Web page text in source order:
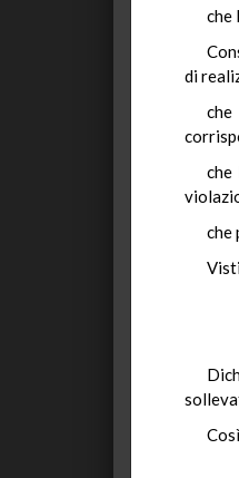
che
di
che
che